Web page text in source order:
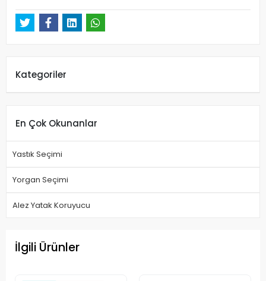
Kategoriler
En Çok Okunanlar
Yastık Seçimi
Yorgan Seçimi
Alez Yatak Koruyucu
İlgili Ürünler